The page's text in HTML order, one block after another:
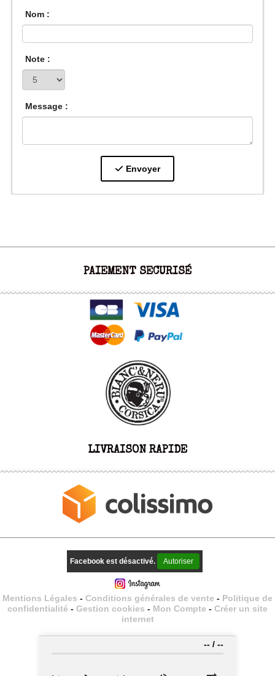
Nom :
Note :
Message :
Envoyer
PAIEMENT SECURISÉ
LIVRAISON RAPIDE
Facebook est désactivé. Autoriser
Mentions Légales Conditions générales de vente
Politique de
confidentialité
Gestion cookies Mon Compte
Créer un site
internet
-- / --